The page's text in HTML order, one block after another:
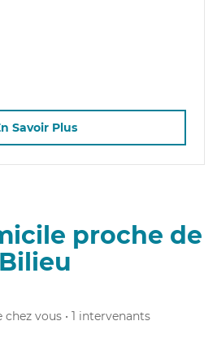
Savoir Plus
proche de
Bilieu
chez vous • 1 intervenants